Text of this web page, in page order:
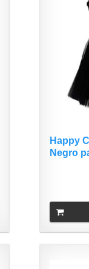
Happy
Negro